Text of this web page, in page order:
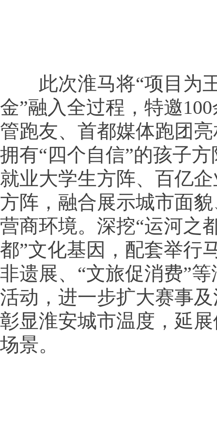
此次淮马将“项目为
金”融入全过程，特邀
管跑友、首都媒体跑团
拥有“四个自信”的孩子
就业大学生方阵、百亿
方阵，融合展示城市面
营商环境。深挖“运河之
都”文化基因，配套举行
非遗展、“文旅促消费”
活动，进一步扩大赛事
彰显淮安城市温度，延
场景。